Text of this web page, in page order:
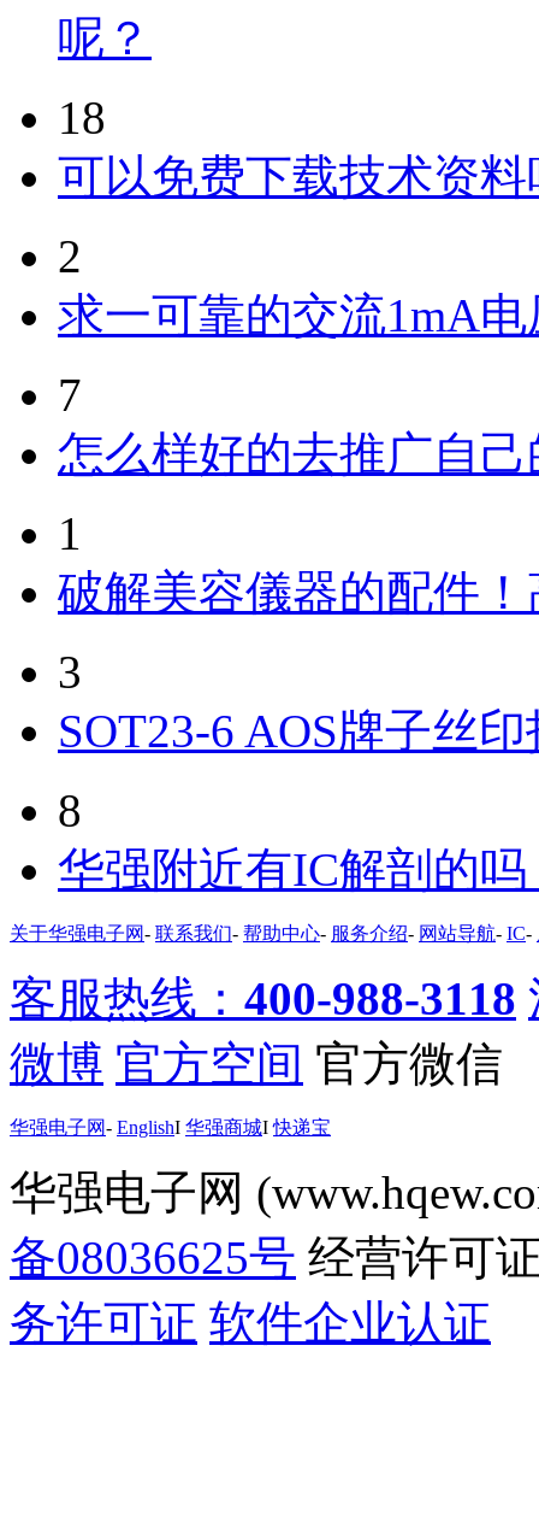
呢？
18
可以免费下载技术资料
2
求一可靠的交流1mA
7
怎么样好的去推广自
1
破解美容儀器的配件
3
SOT23-6 AOS牌子丝
8
华强附近有IC解剖的
关于华强电子网- 联系我们- 帮助中心- 服务介绍- 网站导航- IC-
客服热线： 400-988-3118
微博 官方空间 官方微信
华强电子网- EnglishI 华强商城I快递宝
华强电子网
备08036625号 经营许可
务许可证 软件企业认证